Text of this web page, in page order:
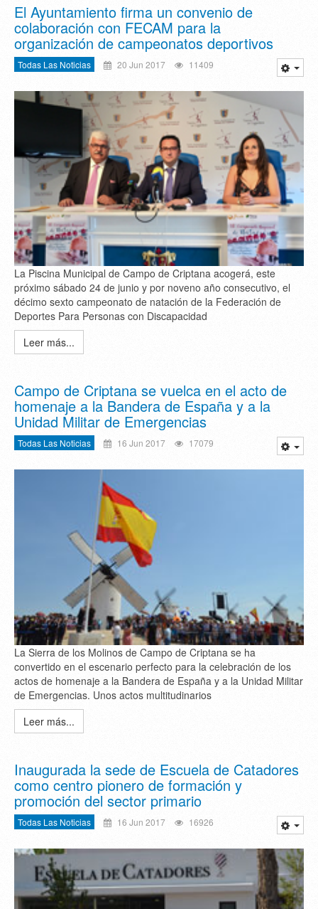
El Ayuntamiento firma un convenio de
colaboración con FECAM para la
organización de campeonatos deportivos
Todas Las Noticias 20 Jun 2017 11409
La Piscina Municipal de Campo de Criptana acogerá, este
próximo sábado 24 de junio y por noveno año consecutivo, el
décimo sexto campeonato de natación de la Federación de
Deportes Para Personas con Discapacidad
Leer más...
Campo de Criptana se vuelca en el acto de
homenaje a la Bandera de España y a la
Unidad Militar de Emergencias
Todas Las Noticias 16 Jun 2017 17079
La Sierra de los Molinos de Campo de Criptana se ha
convertido en el escenario perfecto para la celebración de los
actos de homenaje a la Bandera de España y a la Unidad Militar
de Emergencias. Unos actos multitudinarios
Leer más...
Inaugurada la sede de Escuela de Catadores
como centro pionero de formación y
promoción del sector primario
Todas Las Noticias 16 Jun 2017 16926